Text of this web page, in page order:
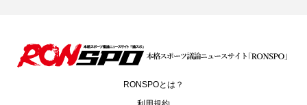
RONSPOとは？